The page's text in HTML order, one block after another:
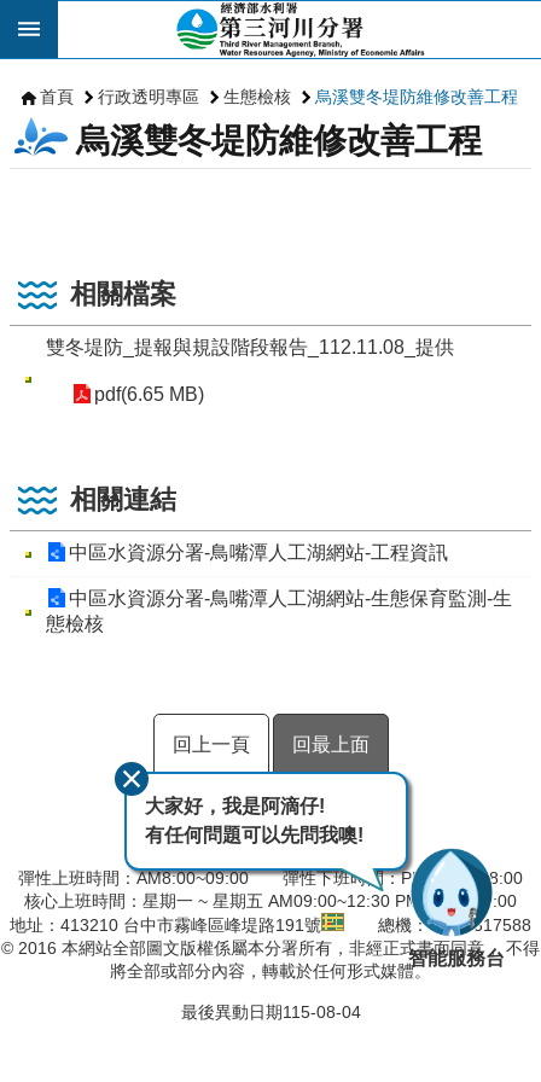
跳到主要內容區塊
首頁 行政透明專區 生態檢核 烏溪雙冬堤防維修改善工程
烏溪雙冬堤防維修改善工程
相關檔案
雙冬堤防_提報與規設階段報告_112.11.08_提供
pdf(6.65 MB)
相關連結
中區水資源分署-鳥嘴潭人工湖網站-工程資訊
中區水資源分署-鳥嘴潭人工湖網站-生態保育監測-生
態檢核
回上一頁 回最上面
彈性上班時間：AM8:00~09:00 彈性下班時間：PM17:00~18:00
核心上班時間：星期一 ~ 星期五 AM09:00~12:30 PM13:30~17:00
地址：413210 台中市霧峰區峰堤路191號
總機：04-23317588
© 2016 本網站全部圖文版權係屬本分署所有，非經正式書面同意， 不得
將全部或部分內容，轉載於任何形式媒體。
最後異動日期115-08-04
大家好，我是阿滴仔!
有任何問題可以先問我噢!
智能服務台